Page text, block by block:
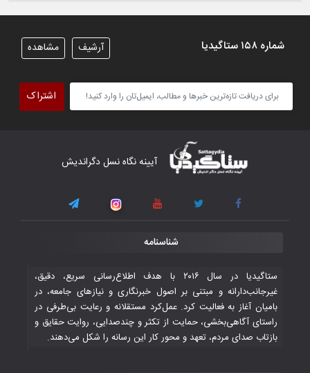
پیروزی قاطع در برابر تاجیکستان محکم
برداشت
کار دشوار تیم ملی فوتسال افغانستان در
گروه مرگ بازی‌های همبستگی کشورهای
اسلامی
تاریخی ایران
جوانان فوتسالیست کشور با گلباران تایلند به
فینال رفتند
۲۸ October ۲۰۲۵
شماره ۱۵۸ ستاگیدیا مشاهده آرشیف
اشتراک
آیینه نگاه نسل دگراندیش
شناسنامه
ستاگیدیا در سال ۲۰۱۶ با هدف اطلاع‌رسانی سریع، دقیق،
غیرجانب‌دارانه و مبتنی بر اصول خبرنگاری و نیازهای جامعه، در
بامیان آغاز به فعالیت کرد. عمل‌کرد مستقلانه و رعایت بی‌طرفی در
راستای آگاهی‌بخشی، حمایت از تکثر و چندصدایی، روایت حقایق و
بازتاب صدای مردم، تعهد و محور کار این رسانه را شکل می‌دهند.